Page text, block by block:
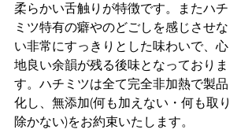
柔らかい舌触りが特徴です。またハチ
ミツ特有の癖やのどごしを感じさせな
い非常にすっきりとした味わいで、心
地良い余韻が残る後味となっておりま
す。ハチミツは全て完全非加熱で製品
化し、無添加(何も加えない・何も取り
除かない)をお約束いたします。